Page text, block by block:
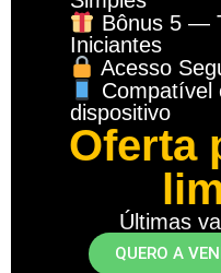
Bônus 5 —
Iniciantes
Acesso
Compatível
dispositivo
Oferta
Últimas
QUERO A